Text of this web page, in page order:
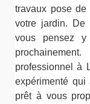
travaux pose
votre jardin. De
vous pensez
professionnel à
expérimenté
prêt à vous